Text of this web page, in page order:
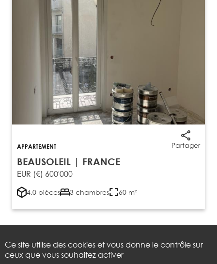
Partager
APPARTEMENT
BEAUSOLEIL | FRANCE
EUR (€) 600'000
4.0 pièces 3 chambres 60 m²
VOIR TOUS LES BIENS
Ce site utilise des cookies et vous donne le contrôle sur
ceux que vous souhaitez activer